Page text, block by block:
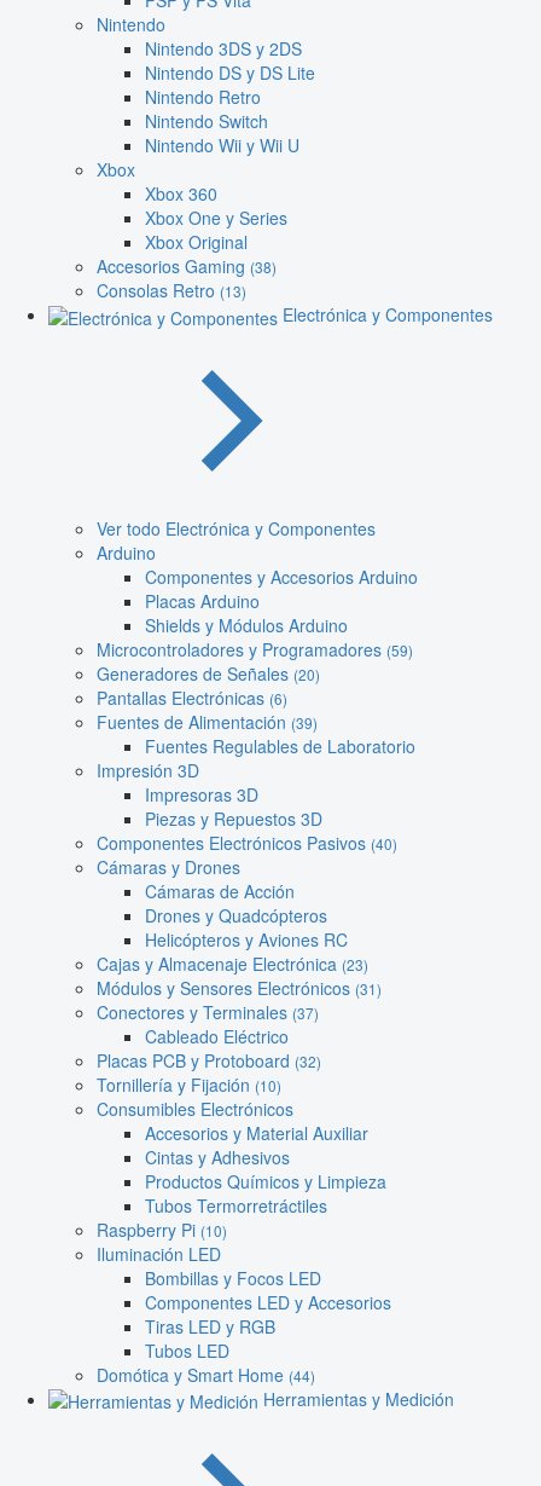
Nintendo
Nintendo 3DS y 2DS
Nintendo DS y DS Lite
Nintendo Retro
Nintendo Switch
Nintendo Wii y Wii U
Xbox
Xbox 360
Xbox One y Series
Xbox Original
Accesorios Gaming (38)
Consolas Retro (13)
Electrónica y Componentes
Ver todo Electrónica y Componentes
Arduino
Componentes y Accesorios Arduino
Placas Arduino
Shields y Módulos Arduino
Microcontroladores y Programadores (59)
Generadores de Señales (20)
Pantallas Electrónicas (6)
Fuentes de Alimentación (39)
Fuentes Regulables de Laboratorio
Impresión 3D
Impresoras 3D
Piezas y Repuestos 3D
Componentes Electrónicos Pasivos (40)
Cámaras y Drones
Cámaras de Acción
Drones y Quadcópteros
Helicópteros y Aviones RC
Cajas y Almacenaje Electrónica (23)
Módulos y Sensores Electrónicos (31)
Conectores y Terminales (37)
Cableado Eléctrico
Placas PCB y Protoboard (32)
Tornillería y Fijación (10)
Consumibles Electrónicos
Accesorios y Material Auxiliar
Cintas y Adhesivos
Productos Químicos y Limpieza
Tubos Termorretráctiles
Raspberry Pi (10)
Iluminación LED
Bombillas y Focos LED
Componentes LED y Accesorios
Tiras LED y RGB
Tubos LED
Domótica y Smart Home (44)
Herramientas y Medición